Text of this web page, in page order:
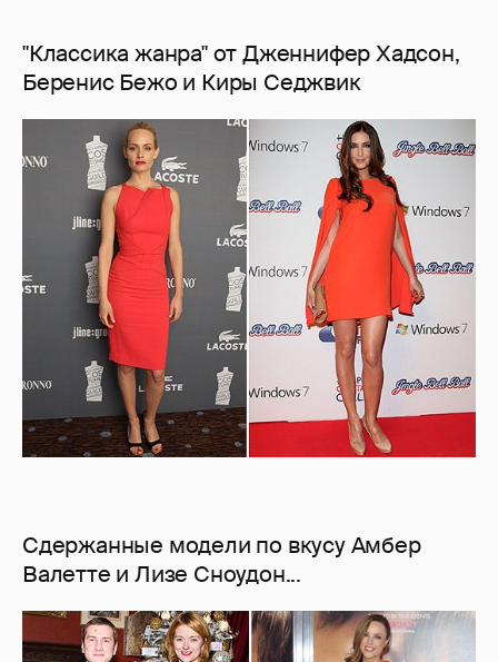
"Классика жанра" от Дженнифер Хадсон,
Беренис Бежо и Киры Седжвик
Сдержанные модели по вкусу Амбер
Валетте и Лизе Сноудон...